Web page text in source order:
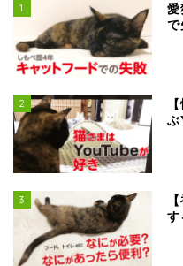
1
愛
で
2
3
す